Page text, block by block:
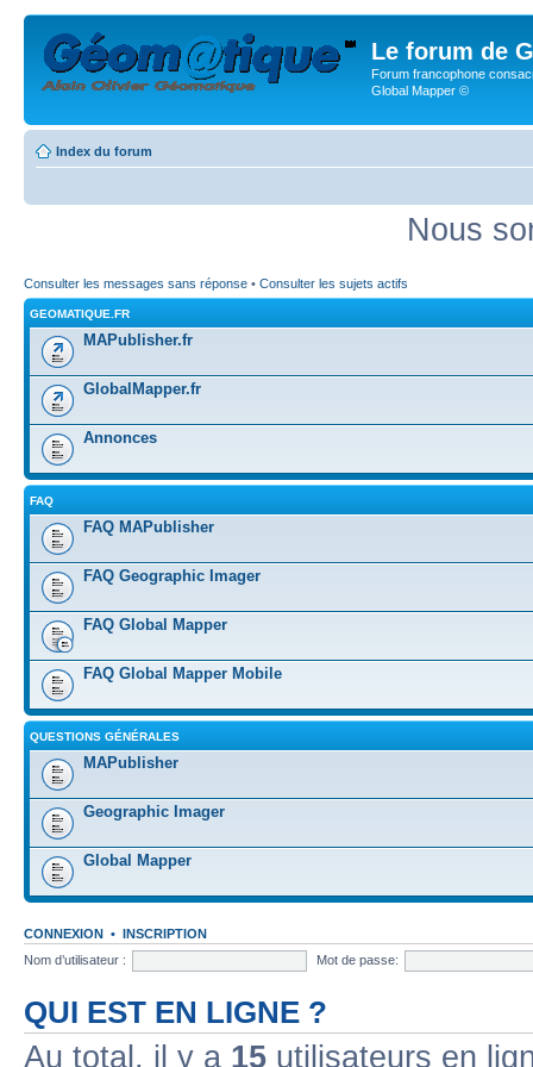
Le forum de
Forum francophone
Global Mapper ©
Index du forum
Nous
Consulter les messages sans réponse • Consulter les sujets actifs
GEOMATIQUE.FR
MAPublisher.fr
GlobalMapper.fr
Annonces
FAQ
FAQ MAPublisher
FAQ Geographic Imager
FAQ Global Mapper
FAQ Global Mapper Mobile
QUESTIONS GÉNÉRALES
MAPublisher
Geographic Imager
Global Mapper
CONNEXION • INSCRIPTION
Nom d’utilisateur :
Mot de passe:
QUI EST EN LIGNE ?
Au total, il y a 15 utilisateurs en